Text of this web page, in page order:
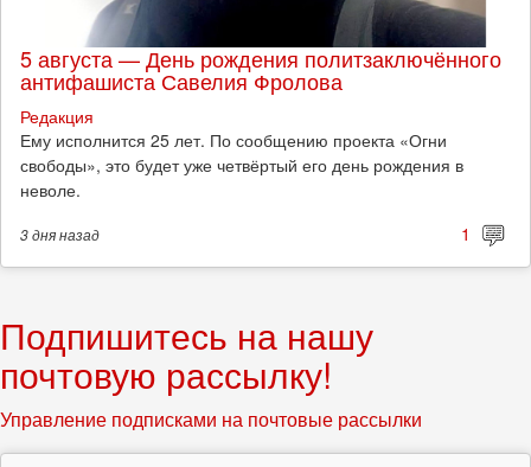
5 августа — День рождения политзаключённого
антифашиста Савелия Фролова
Редакция
Ему исполнится 25 лет. По сообщению проекта «Огни
свободы», это будет уже четвёртый его день рождения в
неволе.
3 дняназад 1
Подпишитесь на нашу
почтовую рассылку!
Управление подписками на почтовые рассылки